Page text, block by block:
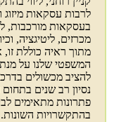
לרבות עסקאות מיזוג
בעסקאות מורכבות,
מכרזים, ליטיגציה,
מתוך ראיה כוללת זו,
המשפטי שלנו על
להציב מכשולים
נסיון רב שנים
פתרונות מתאימים
בהתקשרויות השונות.